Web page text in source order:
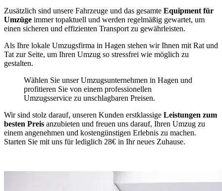
Zusätzlich sind unsere Fahrzeuge und das gesamte Equipment für
Umzüge immer topaktuell und werden regelmäßig gewartet, um
einen sicheren und effizienten Transport zu gewährleisten.
Als Ihre lokale Umzugsfirma in Hagen stehen wir Ihnen mit Rat und
Tat zur Seite, um Ihren Umzug so stressfrei wie möglich zu
gestalten.
Wählen Sie unser Umzugsunternehmen in Hagen und
profitieren Sie von einem professionellen
Umzugsservice zu unschlagbaren Preisen.
Wir sind stolz darauf, unseren Kunden erstklassige Leistungen zum
besten Preis anzubieten und freuen uns darauf, Ihren Umzug zu
einem angenehmen und kostengünstigen Erlebnis zu machen.
Starten Sie mit uns für lediglich 28€ in Ihr neues Zuhause.